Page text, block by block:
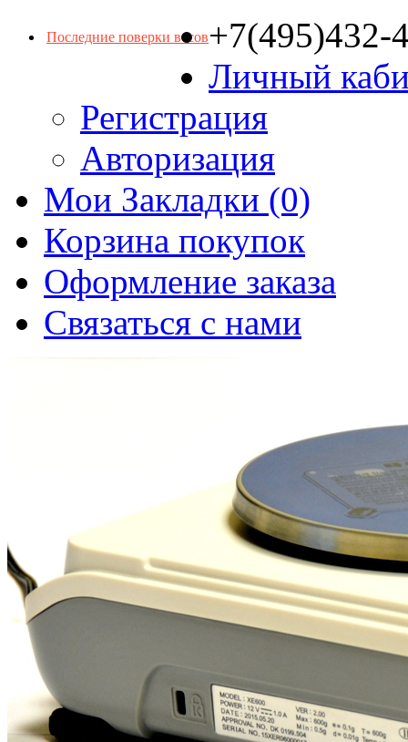
Последние поверки весов+7(495)432-
Личный
Регистрация
Авторизация
Мои Закладки (0)
Корзина покупок
Оформление заказа
Связаться с нами